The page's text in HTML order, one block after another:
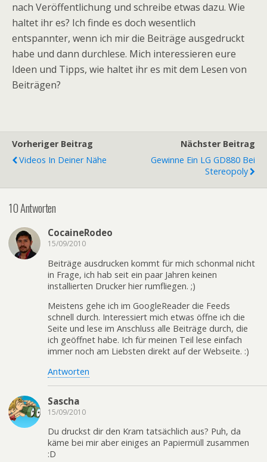
nach Veröffentlichung und schreibe etwas dazu. Wie
haltet ihr es? Ich finde es doch wesentlich
entspannter, wenn ich mir die Beiträge ausgedruckt
habe und dann durchlese. Mich interessieren eure
Ideen und Tipps, wie haltet ihr es mit dem Lesen von
Beiträgen?
Vorheriger Beitrag
Videos In Deiner Nähe
Nächster Beitrag
Gewinne Ein LG GD880 Bei
Stereopoly
10 Antworten
CocaineRodeo
15/09/2010
Beiträge ausdrucken kommt für mich schonmal nicht
in Frage, ich hab seit ein paar Jahren keinen
installierten Drucker hier rumfliegen. ;)
Meistens gehe ich im GoogleReader die Feeds
schnell durch. Interessiert mich etwas öffne ich die
Seite und lese im Anschluss alle Beiträge durch, die
ich geöffnet habe. Ich für meinen Teil lese einfach
immer noch am Liebsten direkt auf der Webseite. :)
Antworten
Sascha
15/09/2010
Du druckst dir den Kram tatsächlich aus? Puh, da
käme bei mir aber einiges an Papiermüll zusammen
:D